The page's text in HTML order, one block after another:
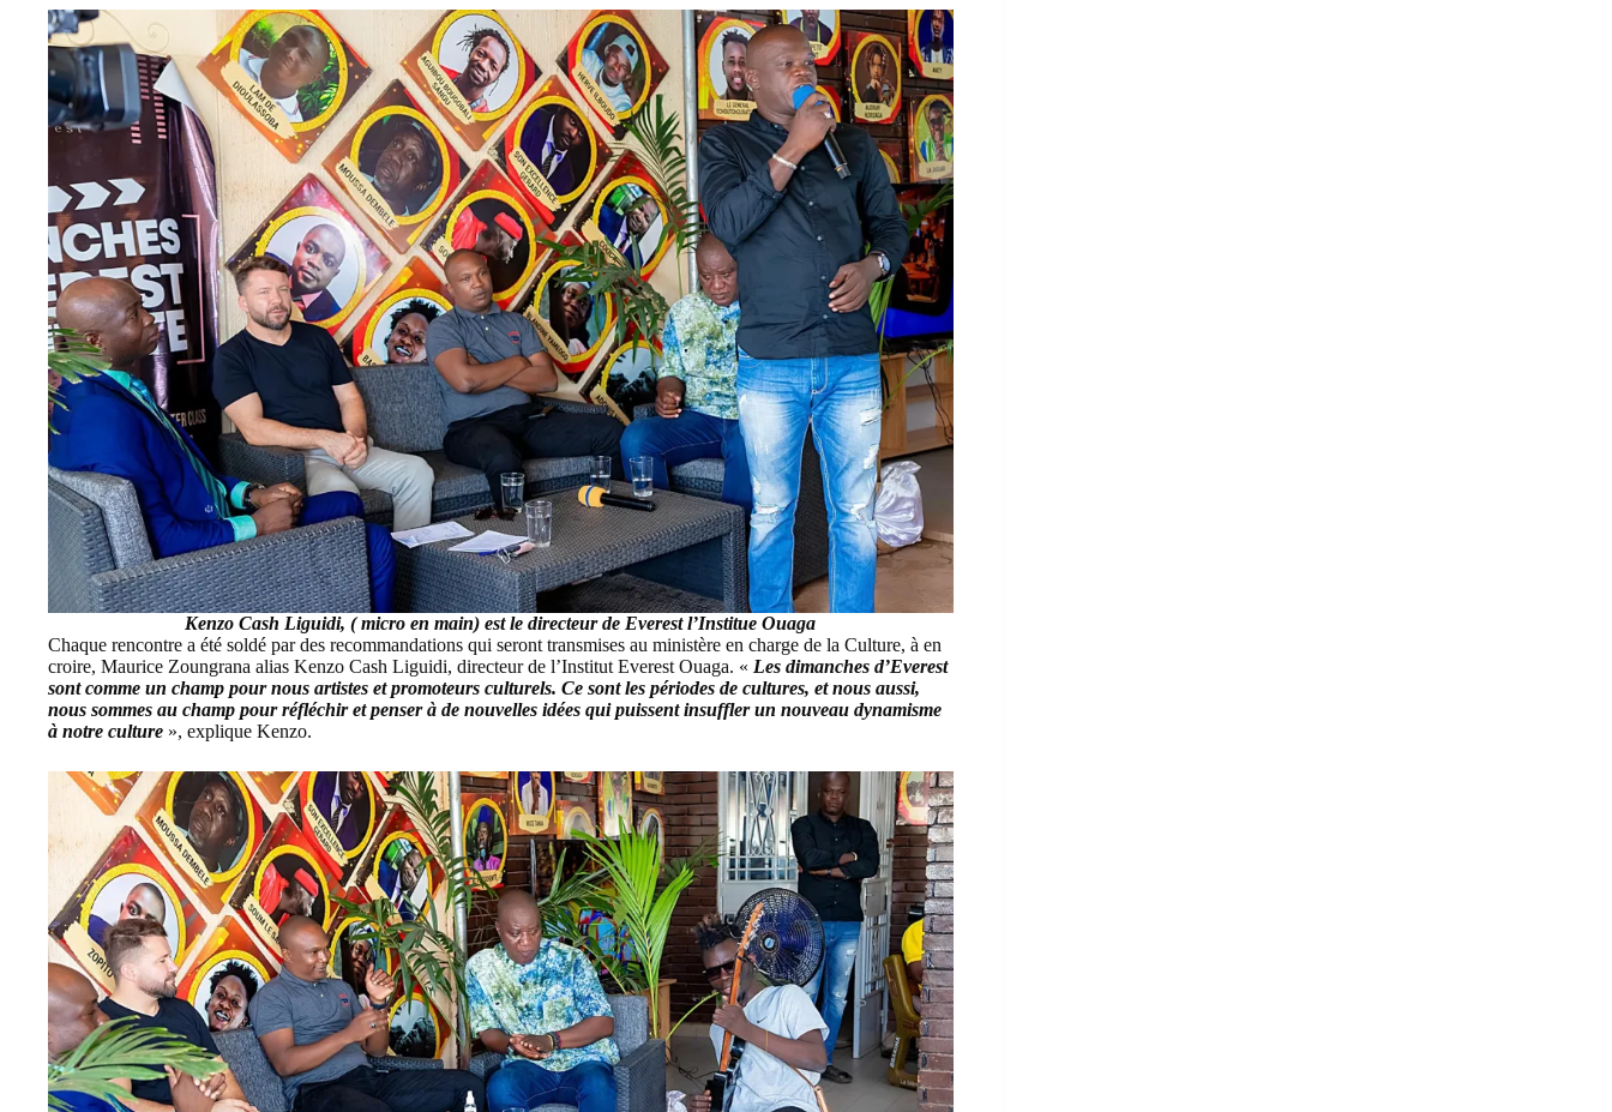
Kenzo Cash Liguidi, ( micro en main) est le directeur de Everest l’Institue Ouaga
Chaque rencontre a été soldé par des recommandations qui seront transmises au ministère en charge de la Culture, à en
croire, Maurice Zoungrana alias Kenzo Cash Liguidi, directeur de l’Institut Everest Ouaga. « Les dimanches d’Everest
sont comme un champ pour nous artistes et promoteurs culturels. Ce sont les périodes de cultures, et nous aussi,
nous sommes au champ pour réfléchir et penser à de nouvelles idées qui puissent insuffler un nouveau dynamisme
à notre culture », explique Kenzo.